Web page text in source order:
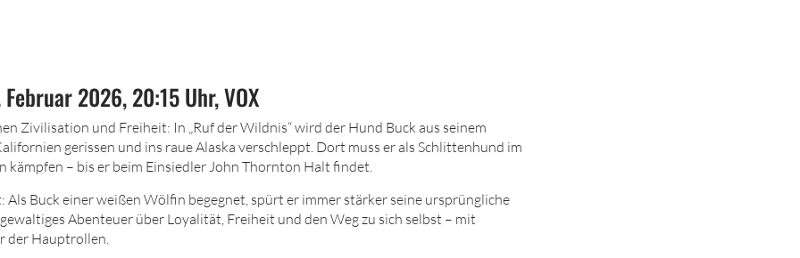
2026, 20:15 Uhr, VOX
Zivilisation und Freiheit: In „Ruf der Wildnis“ wird der Hund Buck aus seinem
gerissen und ins raue Alaska verschleppt. Dort muss er als Schlittenhund im
kämpfen – bis er beim Einsiedler John Thornton Halt findet.
Buck einer weißen Wölfin begegnet, spürt er immer stärker seine ursprüngliche
Abenteuer über Loyalität, Freiheit und den Weg zu sich selbst – mit
der Hauptrollen.